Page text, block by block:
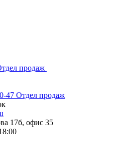
продаж
47 Отдел продаж
17б, офис 35